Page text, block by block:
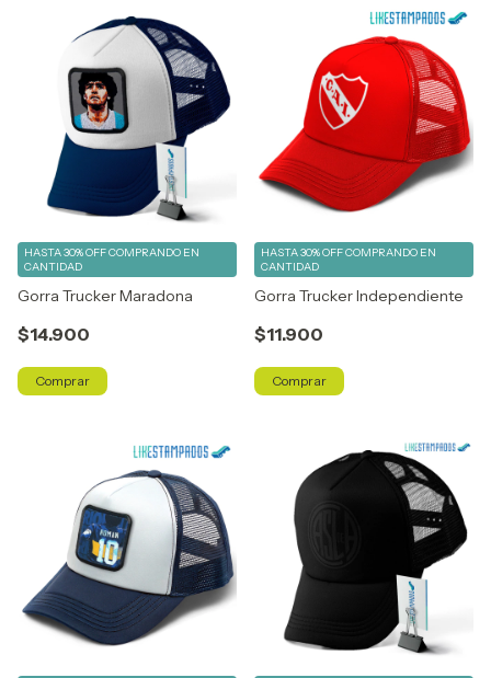
Gorra Trucker Maradona
$14.900
HASTA 30% OFFCOMPRANDO EN
CANTIDAD
Comprar
Gorra Trucker Independiente
$11.900
HASTA 30% OFFCOMPRANDO EN
CANTIDAD
Comprar